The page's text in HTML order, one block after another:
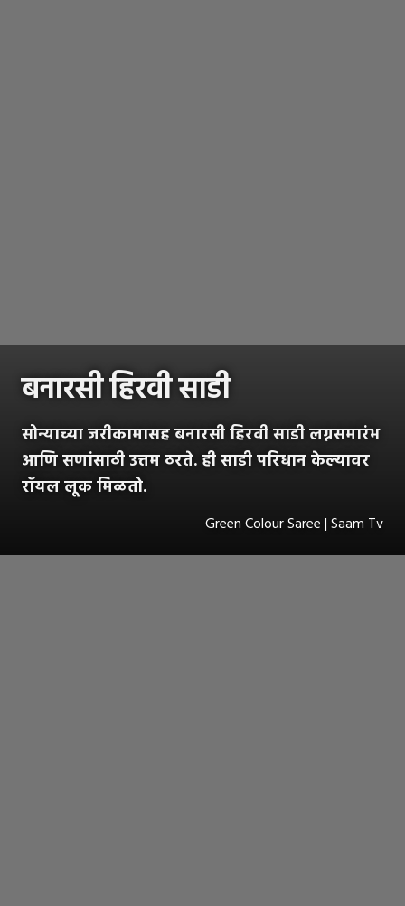
बनारसी हिरवी साडी
सोन्याच्या जरीकामासह बनारसी हिरवी साडी लग्नसमारंभ
आणि सणांसाठी उत्तम ठरते. ही साडी परिधान केल्यावर
रॉयल लूक मिळतो.
Green Colour Saree | Saam Tv